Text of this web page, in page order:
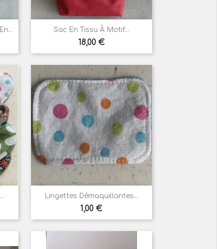
Sac En Tissu À Motif...
Prix
18,00 €
 Aperçu rapide
Lingettes Démaquillantes...
Prix
1,00 €
Aperçu rapide